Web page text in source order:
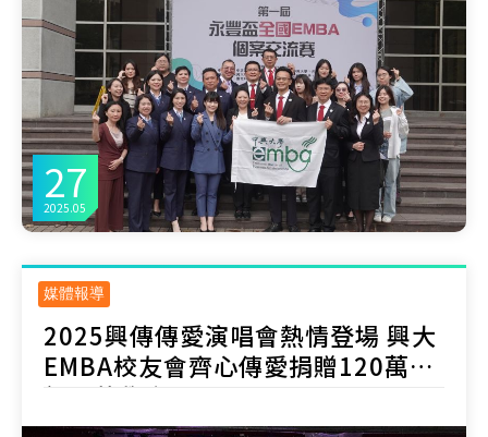
27
2025.05
媒體報導
2025興傳傳愛演唱會熱情登場 興大
EMBA校友會齊心傳愛捐贈120萬元
興翼獎學金